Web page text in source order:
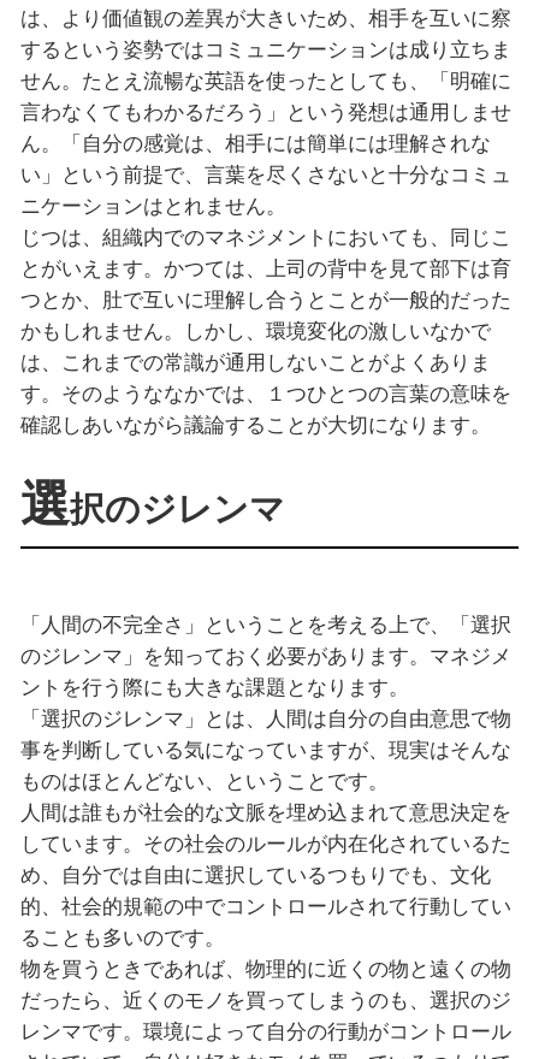
は、より価値観の差異が大きいため、相手を互いに察
するという姿勢ではコミュニケーションは成り立ちま
せん。たとえ流暢な英語を使ったとしても、「明確に
言わなくてもわかるだろう」という発想は通用しませ
ん。「自分の感覚は、相手には簡単には理解されな
い」という前提で、言葉を尽くさないと十分なコミュ
ニケーションはとれません。
じつは、組織内でのマネジメントにおいても、同じこ
とがいえます。かつては、上司の背中を見て部下は育
つとか、肚で互いに理解し合うとことが一般的だった
かもしれません。しかし、環境変化の激しいなかで
は、これまでの常識が通用しないことがよくありま
す。そのようななかでは、１つひとつの言葉の意味を
確認しあいながら議論することが大切になります。
選択のジレンマ
「人間の不完全さ」ということを考える上で、「選択
のジレンマ」を知っておく必要があります。マネジメ
ントを行う際にも大きな課題となります。
「選択のジレンマ」とは、人間は自分の自由意思で物
事を判断している気になっていますが、現実はそんな
ものはほとんどない、ということです。
人間は誰もが社会的な文脈を埋め込まれて意思決定を
しています。その社会のルールが内在化されているた
め、自分では自由に選択しているつもりでも、文化
的、社会的規範の中でコントロールされて行動してい
ることも多いのです。
物を買うときであれば、物理的に近くの物と遠くの物
だったら、近くのモノを買ってしまうのも、選択のジ
レンマです。環境によって自分の行動がコントロール